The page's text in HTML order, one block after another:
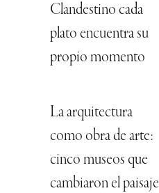
Clandestino cada
plato encuentra su
propio momento
La arquitectura
como obra de arte:
cinco museos que
cambiaron el paisaje